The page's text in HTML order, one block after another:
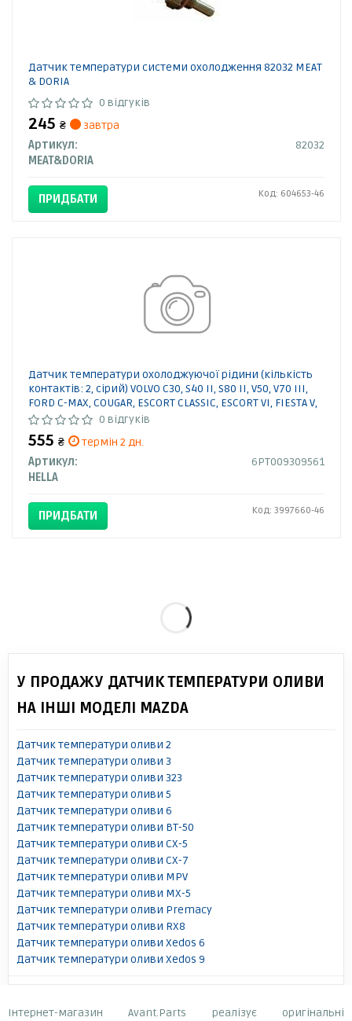
Датчик температури системи охолодження 82032 MEAT
& DORIA
0 відгуків
245 ₴
завтра
Артикул:
82032
MEAT&DORIA
ПРИДБАТИ Код: 604653-46
Датчик температури охолоджуючої рідини (кількість
контактів: 2, сірий) VOLVO C30, S40 II, S80 II, V50, V70 III,
FORD C-MAX, COUGAR, ESCORT CLASSIC, ESCORT VI, FIESTA V,
FOCUS C-MAX 1.6-4.2 01.95- 6PT009309561 HELLA
0 відгуків
555 ₴
термін 2 дн.
Артикул:
6PT009309561
HELLA
ПРИДБАТИ Код: 3997660-46
У ПРОДАЖУ ДАТЧИК ТЕМПЕРАТУРИ ОЛИВИ
НА ІНШІ МОДЕЛІ MAZDA
Датчик температури оливи 2
Датчик температури оливи 3
Датчик температури оливи 323
Датчик температури оливи 5
Датчик температури оливи 6
Датчик температури оливи BT-50
Датчик температури оливи CX-5
Датчик температури оливи CX-7
Датчик температури оливи MPV
Датчик температури оливи MX-5
Датчик температури оливи Premacy
Датчик температури оливи RX8
Датчик температури оливи Xedos 6
Датчик температури оливи Xedos 9
Інтернет-магазин Avant.Parts реалізує оригінальні